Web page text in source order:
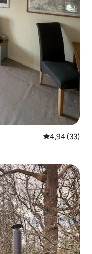
Vidutinis
4,94 (33)